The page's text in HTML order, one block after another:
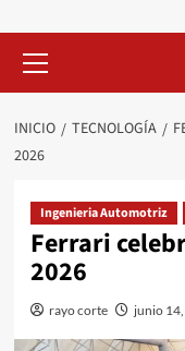
primario
INICIO TECNOLOGÍA
2026
Ingenieria Automotriz
Ferrari
2026
rayo corte junio